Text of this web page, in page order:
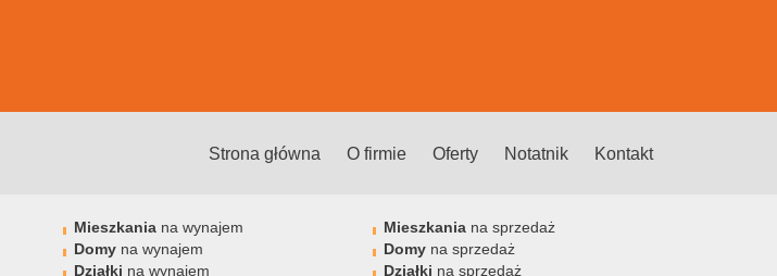
Strona główna O firmie Oferty Notatnik Kontakt
Mieszkania na wynajem
Domy na wynajem
Działki na wynajem
Mieszkania na sprzedaż
Domy na sprzedaż
Działki na sprzedaż